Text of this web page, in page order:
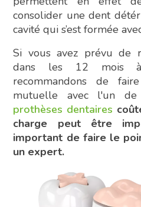
consolider une dent
cavité qui s’est formée
Si vous avez prévu de
dans les 12 mois
recommandons de
mutuelle avec l'un de
prothèses dentaires
charge peut être
important de faire le
un expert.